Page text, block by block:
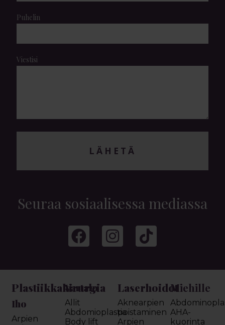
Puhelin
Viestisi
LÄHETÄ
Seuraa sosiaalisessa mediassa
Plastiikkakirurgia
Iho
Arpien
Vartalo
Allit
Abdomioplastia
Body lift
Laserhoidot
Aknearpien
poistaminen
Arpien
Miehille
AHA-
kuorinta